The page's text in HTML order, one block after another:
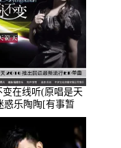
变在线听(原唱是天
惑乐陶陶[有事暂
播:27678次